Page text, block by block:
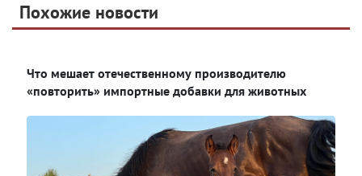
Telegram
Одноклассники
Яндекс Дзен
Похожие новости
Что мешает отечественному производителю
«повторить» импортные добавки для животных